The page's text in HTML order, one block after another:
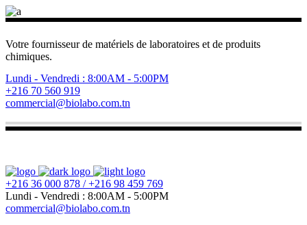
Votre fournisseur de matériels de laboratoires et de produits
chimiques.
Lundi - Vendredi : 8:00AM - 5:00PM
+216 70 560 919
commercial@biolabo.com.tn
+216 36 000 878 / +216 98 459 769
Lundi - Vendredi : 8:00AM - 5:00PM
commercial@biolabo.com.tn